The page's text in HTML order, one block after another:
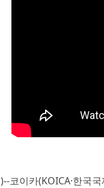
)--코이카(KOICA·한국